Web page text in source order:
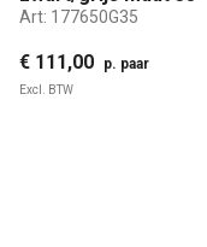
Art: 177650G35
€ 111,00 p. paar
Excl. BTW